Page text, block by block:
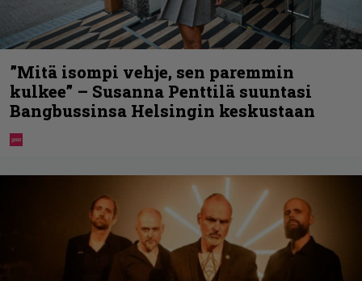
”Mitä isompi vehje, sen paremmin
kulkee” – Susanna Penttilä suuntasi
Bangbussinsa Helsingin keskustaan